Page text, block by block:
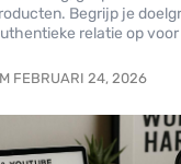
Begrijp je
relatie op
FEBRUARI 24, 2026